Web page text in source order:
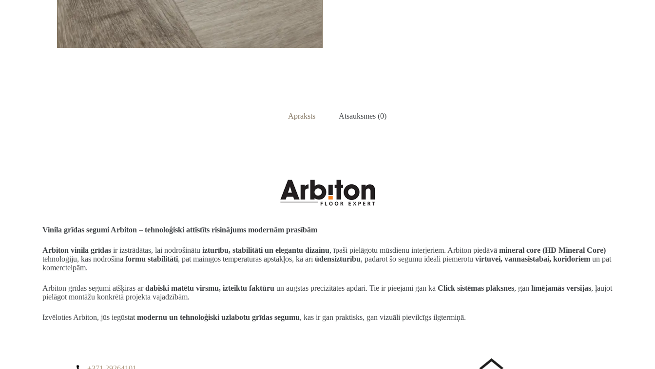
Apraksts Atsauksmes (0)
Vinila grīdas segumi Arbiton – tehnoloģiski attīstīts risinājums modernām prasībām
Arbiton vinila grīdas ir izstrādātas, lai nodrošinātuizturību, stabilitāti un elegantu dizainu, īpaši pielāgotu mūsdienu interjeriem. Arbiton piedāvāmineral core (HD Mineral Core)
tehnoloģiju, kas nodrošinaformu stabilitāti, pat mainīgos temperatūras apstākļos, kā arīūdensizturību, padarot šo segumu ideāli piemērotuvirtuvei, vannasistabai, koridoriem un pat
komerctelpām.
Arbiton grīdas segumi atšķiras ardabiski matētu virsmu, izteiktu faktūru un augstas precizitātes apdari. Tie ir pieejami gan kāClick sistēmas plāksnes, ganlīmējamās versijas, ļaujot
pielāgot montāžu konkrētā projekta vajadzībām.
Izvēloties Arbiton, jūs iegūstatmodernu un tehnoloģiski uzlabotu grīdas segumu, kas ir gan praktisks, gan vizuāli pievilcīgs ilgtermiņā.